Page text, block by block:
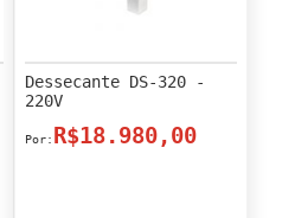
Dessecante DS-320 -
220V
R$18.980,00